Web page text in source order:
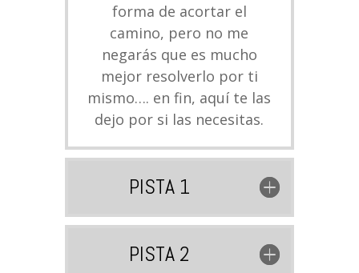
forma de acortar el
camino, pero no me
negarás que es mucho
mejor resolverlo por ti
mismo…. en fin, aquí te las
dejo por si las necesitas.
PISTA 1
PISTA 2